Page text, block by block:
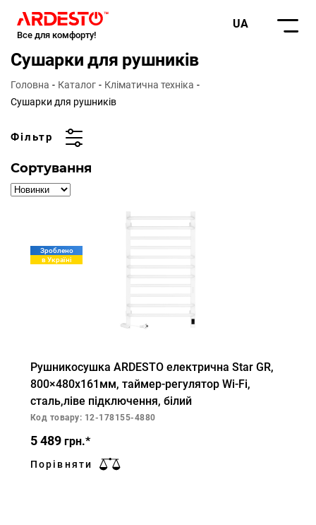
Все для комфорту!
UA
Сушарки для рушників
Головна Каталог
Кліматична техніка
Сушарки для рушників
Фільтр
Сортування
Зроблено
в Україні
Рушникосушка ARDESTO електрична Star GR,
800×480х161мм, таймер-регулятор Wi-Fi,
сталь,ліве підключення, білий
Код товару: 12-178155-4880
5 489 грн.*
Порівняти